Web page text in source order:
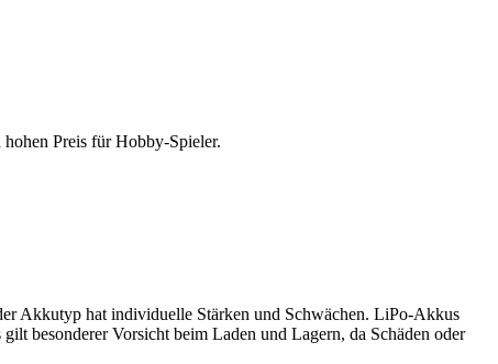
Preis für Hobby-Spieler.
Akkutyp hat individuelle Stärken und Schwächen. LiPo-Akkus
besonderer Vorsicht beim Laden und Lagern, da Schäden oder